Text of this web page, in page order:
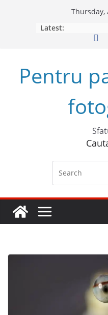
Thursday,
Latest:
Pentru